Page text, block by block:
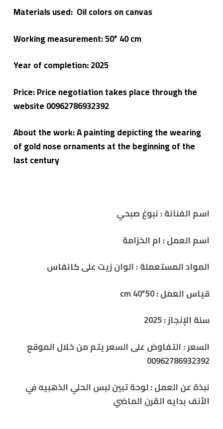
Materials used: Oil colors on canvas
Working measurement: 50* 40 cm
Year of completion:2025
Price: Price negotiation takes place through the
website 00962786932392
About the work: A painting depicting the wearing
of gold nose ornaments at the beginning of the
last century
اسم الفنانة : نبوغ صبحي
اسم العمل :ام الخزامة
المواد المستعملة : الوان زيت على كانفاس
قياس العمل : cm40*50
سنة الإنجاز :2025
السعر:التفاوض على السعر يتم من خلال الموقع
00962786932392
نبذة عن العمل :لوحة تبين لبس الحلي الذهبيه في
الأنف بدايه القرن الماضي